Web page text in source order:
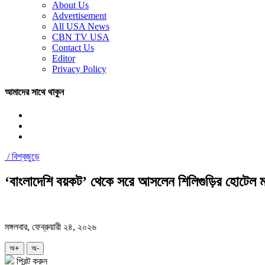
About Us
Advertisement
All USA News
CBN TV USA
Contact Us
Editor
Privacy Policy
আমাদের সাথে থাকুন
/বিশ্বজুড়ে
‘বাংলাদেশি বয়কট’ থেকে সরে আসলেন শিলিগুড়ির হোটেল
মঙ্গলবার, ফেব্রুয়ারী ২৪, ২০২৬
অ+ অ-
প্রিন্ট করুন